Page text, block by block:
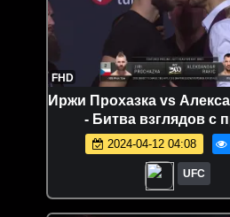
FHD
Иржи Прохазка vs
- Битва взглядов с
конференции перед
2024-04-12 04:08
UFC